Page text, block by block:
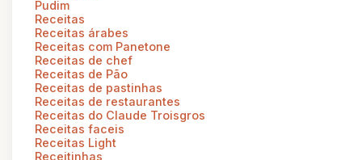
Pudim
Receitas
Receitas árabes
Receitas com Panetone
Receitas de chef
Receitas de Pão
Receitas de pastinhas
Receitas de restaurantes
Receitas do Claude Troisgros
Receitas faceis
Receitas Light
Receitinhas